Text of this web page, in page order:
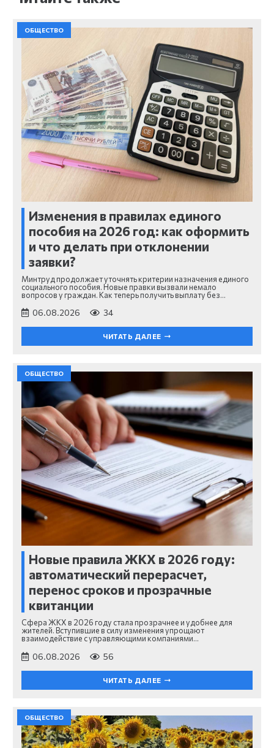
ОБЩЕСТВО
Изменения в правилах единого
пособия на 2026 год: как оформить
и что делать при отклонении
заявки?
Минтруд продолжает уточнять критерии назначения единого
социального пособия. Новые правки вызвали немало
вопросов у граждан. Как теперь получить выплату без…
06.08.2026 34
ЧИТАТЬ ДАЛЕЕ
ОБЩЕСТВО
Новые правила ЖКХ в 2026 году:
автоматический перерасчет,
перенос сроков и прозрачные
квитанции
Сфера ЖКХ в 2026 году стала прозрачнее и удобнее для
жителей. Вступившие в силу изменения упрощают
взаимодействие с управляющими компаниями…
06.08.2026 56
ЧИТАТЬ ДАЛЕЕ
ОБЩЕСТВО